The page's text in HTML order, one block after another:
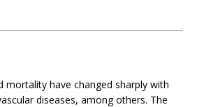
mortality have changed sharply with
diseases, among others. The